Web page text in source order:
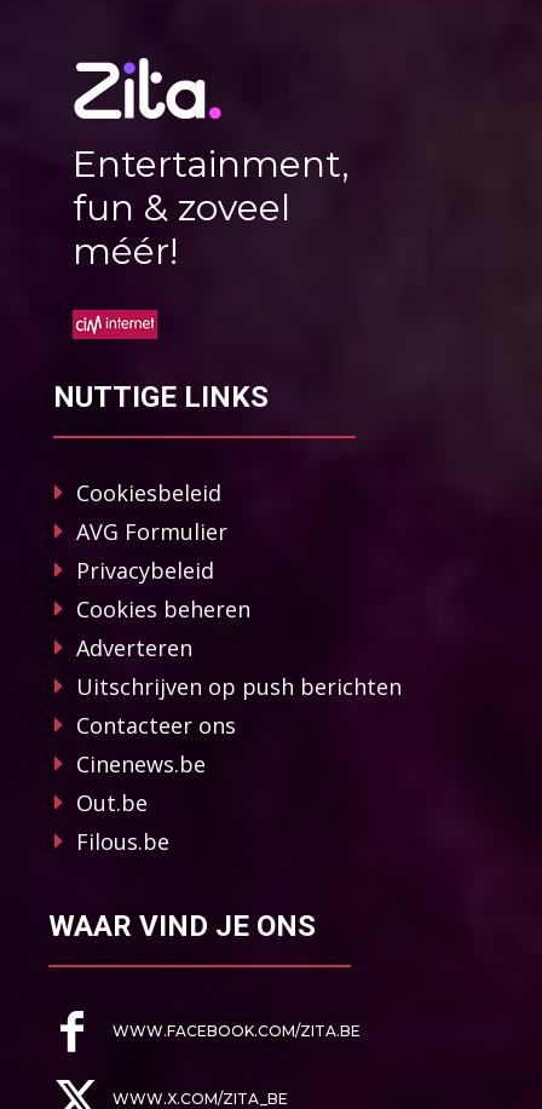
Entertainment,
fun & zoveel
méér!
NUTTIGE LINKS
Cookiesbeleid
AVG Formulier
Privacybeleid
Cookies beheren
Adverteren
Uitschrijven op push berichten
Contacteer ons
Cinenews.be
Out.be
Filous.be
WAAR VIND JE ONS
WWW.FACEBOOK.COM/ZITA.BE
WWW.X.COM/ZITA_BE